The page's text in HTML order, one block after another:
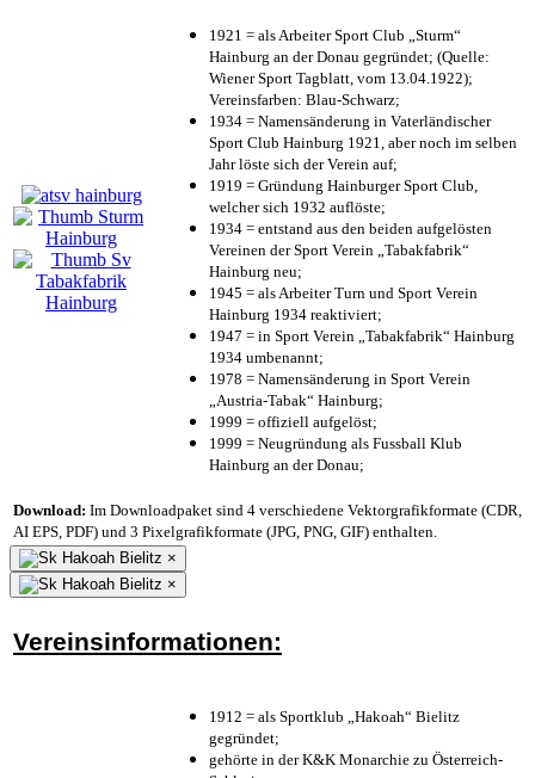
1921 = als Arbeiter Sport Club „Sturm“
Hainburg an der Donau gegründet; (Quelle:
Wiener Sport Tagblatt, vom 13.04.1922);
Vereinsfarben: Blau-Schwarz;
1934 = Namensänderung in Vaterländischer
Sport Club Hainburg 1921, aber noch im selben
Jahr löste sich der Verein auf;
1919 = Gründung Hainburger Sport Club,
welcher sich 1932 auflöste;
1934 = entstand aus den beiden aufgelösten
Vereinen der Sport Verein „Tabakfabrik“
Hainburg neu;
1945 = als Arbeiter Turn und Sport Verein
Hainburg 1934 reaktiviert;
1947 = in Sport Verein „Tabakfabrik“ Hainburg
1934 umbenannt;
1978 = Namensänderung in Sport Verein
„Austria-Tabak“ Hainburg;
1999 = offiziell aufgelöst;
1999 = Neugründung als Fussball Klub
Hainburg an der Donau;
Download: Im Downloadpaket sind 4 verschiedene Vektorgrafikformate (CDR,
AI EPS, PDF) und 3 Pixelgrafikformate (JPG, PNG, GIF) enthalten.
×
×
Vereinsinformationen:
1912 = als Sportklub „Hakoah“ Bielitz
gegründet;
gehörte in der K&K Monarchie zu Österreich-